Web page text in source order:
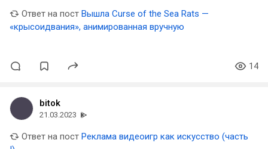
Ответ на пост Вышла Curse of the Sea Rats —
«крысоидвания», анимированная вручную
14
bitok
21.03.2023
Ответ на пост Реклама видеоигр как искусство (часть